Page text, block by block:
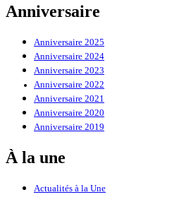
Anniversaire
Anniversaire 2025
Anniversaire 2024
Anniversaire 2023
Anniversaire 2022
Anniversaire 2021
Anniversaire 2020
Anniversaire 2019
À la une
Actualités à la Une